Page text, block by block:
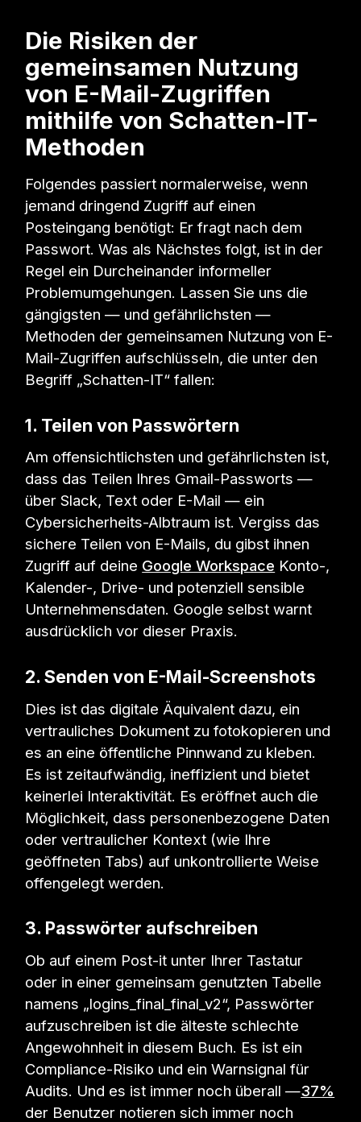
Die Risiken der
gemeinsamen Nutzung
von E-Mail-Zugriffen
mithilfe von Schatten-IT-
Methoden
Folgendes passiert normalerweise, wenn
jemand dringend Zugriff auf einen
Posteingang benötigt: Er fragt nach dem
Passwort. Was als Nächstes folgt, ist in der
Regel ein Durcheinander informeller
Problemumgehungen. Lassen Sie uns die
gängigsten — und gefährlichsten —
Methoden der gemeinsamen Nutzung von E-
Mail-Zugriffen aufschlüsseln, die unter den
Begriff „Schatten-IT“ fallen:
1. Teilen von Passwörtern
Am offensichtlichsten und gefährlichsten ist,
dass das Teilen Ihres Gmail-Passworts —
über Slack, Text oder E-Mail — ein
Cybersicherheits-Albtraum ist. Vergiss das
sichere Teilen von E-Mails, du gibst ihnen
Zugriff auf deine Google Workspace Konto-,
Kalender-, Drive- und potenziell sensible
Unternehmensdaten. Google selbst warnt
ausdrücklich vor dieser Praxis.
2. Senden von E-Mail-Screenshots
Dies ist das digitale Äquivalent dazu, ein
vertrauliches Dokument zu fotokopieren und
es an eine öffentliche Pinnwand zu kleben.
Es ist zeitaufwändig, ineffizient und bietet
keinerlei Interaktivität. Es eröffnet auch die
Möglichkeit, dass personenbezogene Daten
oder vertraulicher Kontext (wie Ihre
geöffneten Tabs) auf unkontrollierte Weise
offengelegt werden.
3. Passwörter aufschreiben
Ob auf einem Post-it unter Ihrer Tastatur
oder in einer gemeinsam genutzten Tabelle
namens „logins_final_final_v2“, Passwörter
aufzuschreiben ist die älteste schlechte
Angewohnheit in diesem Buch. Es ist ein
Compliance-Risiko und ein Warnsignal für
Audits. Und es ist immer noch überall —37%
der Benutzer notieren sich immer noch